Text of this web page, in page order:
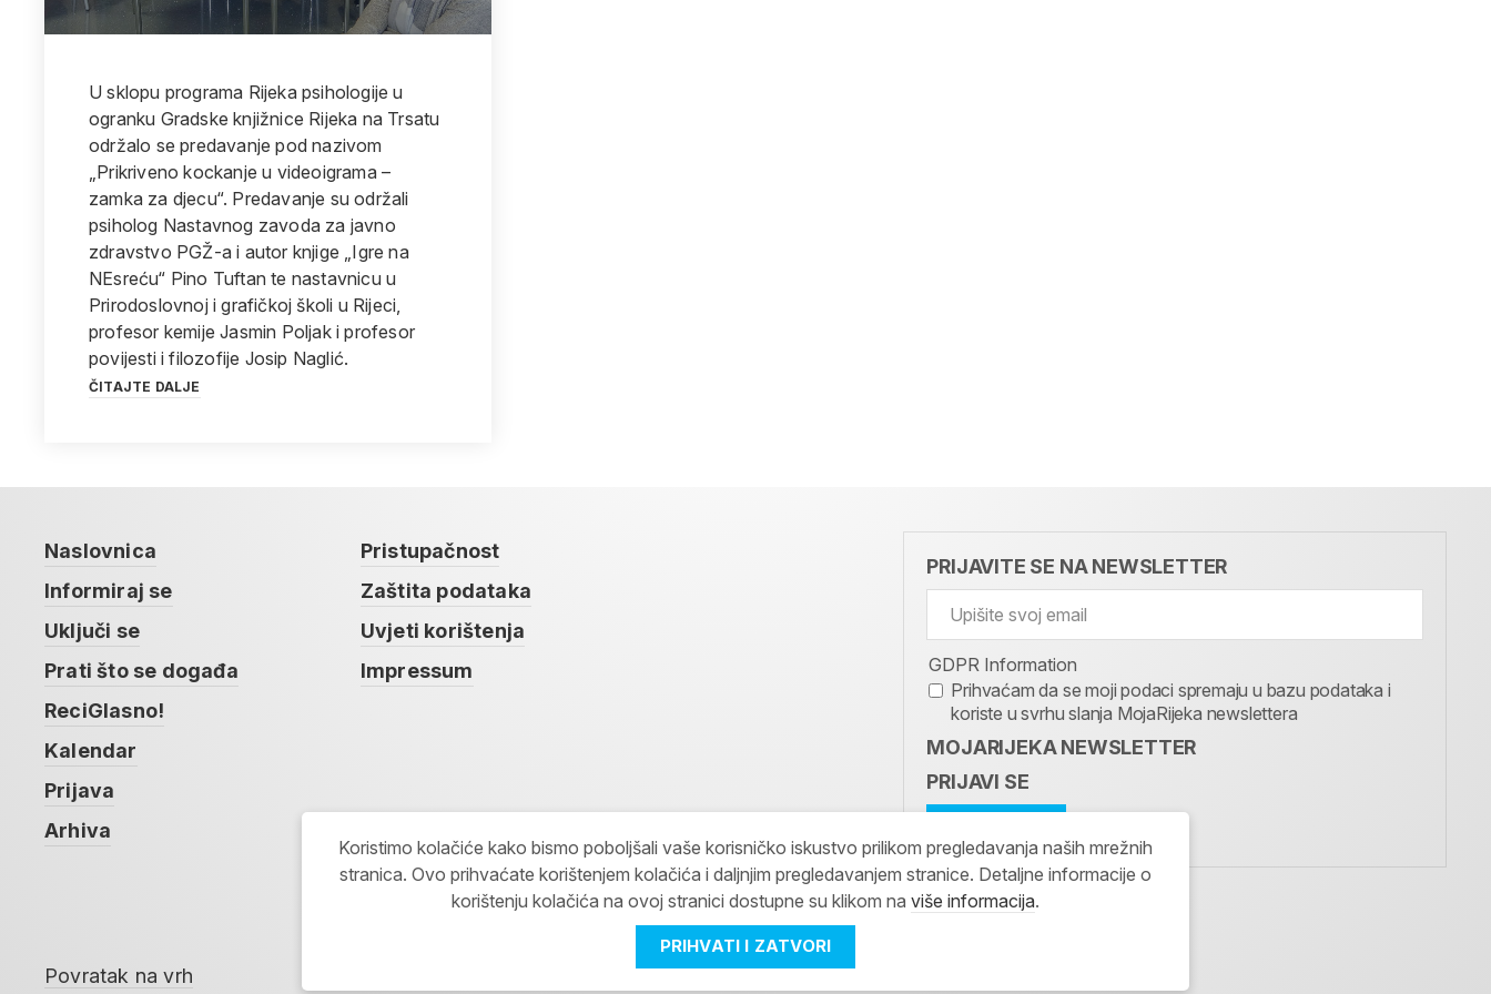
U sklopu programa Rijeka psihologije u
ogranku Gradske knjižnice Rijeka na Trsatu
održalo se predavanje pod nazivom
„Prikriveno kockanje u videoigrama –
zamka za djecu“. Predavanje su održali
psiholog Nastavnog zavoda za javno
zdravstvo PGŽ-a i autor knjige „Igre na
NEsreću“ Pino Tuftan te nastavnicu u
Prirodoslovnoj i grafičkoj školi u Rijeci,
profesor kemije Jasmin Poljak i profesor
povijesti i filozofije Josip Naglić.
ČITAJTE DALJE
Naslovnica
Informiraj se
Uključi se
Prati što se događa
ReciGlasno!
Kalendar
Prijava
Arhiva
Pristupačnost
Zaštita podataka
Uvjeti korištenja
Impressum
PRIJAVITE SE NA NEWSLETTER
GDPR Information
Prihvaćam da se moji podaci spremaju u bazu podataka i
koriste u svrhu slanja MojaRijeka newslettera
MOJARIJEKA NEWSLETTER
PRIJAVI SE
Povratak na vrh
Koristimo kolačiće kako bismo poboljšali vaše korisničko iskustvo prilikom pregledavanja naših mrežnih
stranica. Ovo prihvaćate korištenjem kolačića i daljnjim pregledavanjem stranice. Detaljne informacije o
korištenju kolačića na ovoj stranici dostupne su klikom na više informacija.
PRIHVATI I ZATVORI